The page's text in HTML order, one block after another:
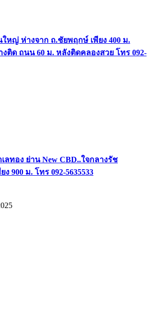
หญ่ ห่างจาก ถ.ชัยพฤกษ์ เพียง 400 ม.
ติด ถนน 60 ม. หลังติดคลองสวย โทร 092-
ลทอง ย่าน New CBD..ใจกลางรัช
ง 900 ม. โทร 092-5635533